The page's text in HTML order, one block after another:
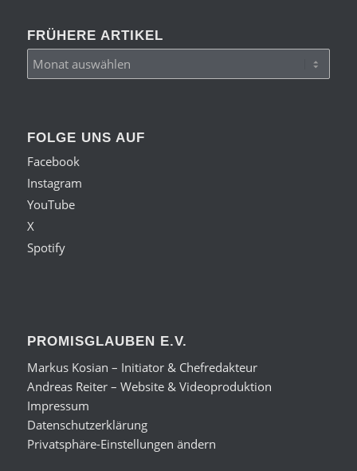
FRÜHERE ARTIKEL
FOLGE UNS AUF
Facebook
Instagram
YouTube
X
Spotify
PROMISGLAUBEN E.V.
Markus Kosian – Initiator & Chefredakteur
Andreas Reiter – Website & Videoproduktion
Impressum
Datenschutzerklärung
Privatsphäre-Einstellungen ändern